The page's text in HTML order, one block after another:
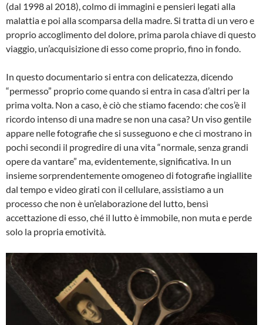
(dal 1998 al 2018), colmo di immagini e pensieri legati alla
malattia e poi alla scomparsa della madre. Si tratta di un vero e
proprio accoglimento del dolore, prima parola chiave di questo
viaggio, un’acquisizione di esso come proprio, fino in fondo.
In questo documentario si entra con delicatezza, dicendo
“permesso” proprio come quando si entra in casa d’altri per la
prima volta. Non a caso, è ciò che stiamo facendo: che cos’è il
ricordo intenso di una madre se non una casa? Un viso gentile
appare nelle fotografie che si susseguono e che ci mostrano in
pochi secondi il progredire di una vita “normale, senza grandi
opere da vantare” ma, evidentemente, significativa. In un
insieme sorprendentemente omogeneo di fotografie ingiallite
dal tempo e video girati con il cellulare, assistiamo a un
processo che non è un’elaborazione del lutto, bensì
accettazione di esso, ché il lutto è immobile, non muta e perde
solo la propria emotività.